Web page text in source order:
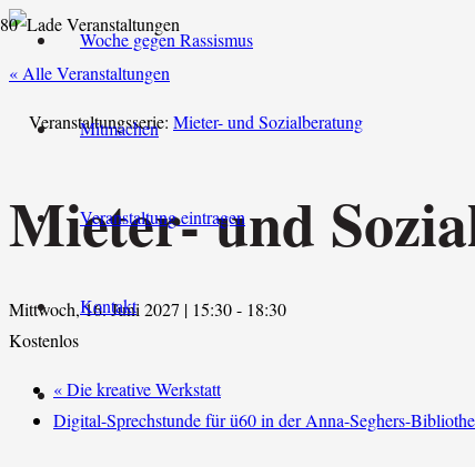
Woche gegen Rassismus
Mitmachen
Veranstaltung eintragen
Kontakt
« Alle Veranstaltungen
Veranstaltungsserie: Mieter- und Sozialberatung
Mieter- und
Mittwoch, 16. Juni 2027 | 15:30- 18:30
Kostenlos
«Die kreative Werkstatt
Digital-Sprechstunde für ü60 in der Anna-Seghers-